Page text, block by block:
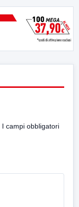
I campi obbligatori